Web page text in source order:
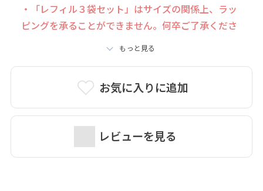
お気に入りに追加
レビューを見る
・「レフィル３袋セット」はサイズの関係上、ラッ
ピングを承ることができません。何卒ご了承くださ
もっと見る